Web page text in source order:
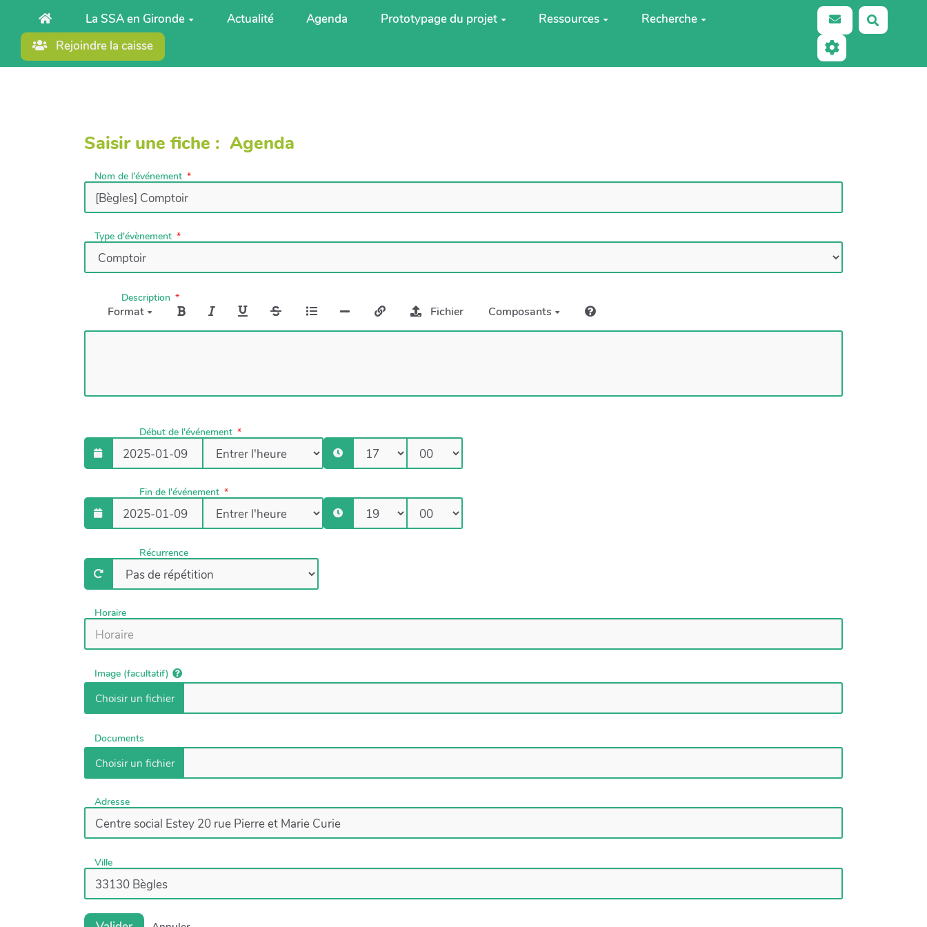
Aller au contenu principal
La SSA en Gironde Actualité Agenda Prototypage du projet Ressources
Recherche
Rejoindre la caisse
Saisir une fiche : Agenda
Nom de l'événement
Type d'évènement
Description
Format Fichier Composants
Début de l'événement
Fin de l'événement
Récurrence
Horaire
Image (facultatif)
Documents
Adresse
Ville